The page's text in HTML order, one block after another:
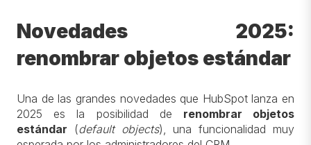
Novedades 2025:
renombrar objetos estándar
Una de las grandes novedades que HubSpot lanza en
2025 es la posibilidad de renombrar objetos
estándar (default objects), una funcionalidad muy